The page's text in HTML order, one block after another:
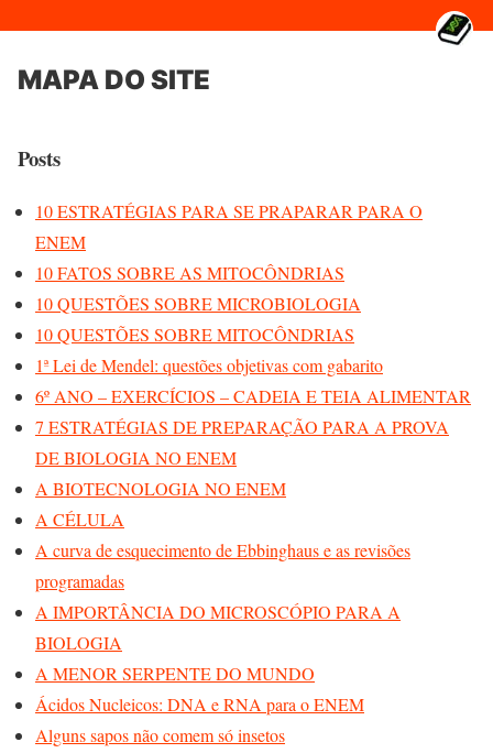
MAPA DO SITE
Posts
10 ESTRATÉGIAS PARA SE PRAPARAR PARA O
ENEM
10 FATOS SOBRE AS MITOCÔNDRIAS
10 QUESTÕES SOBRE MICROBIOLOGIA
10 QUESTÕES SOBRE MITOCÔNDRIAS
1ª Lei de Mendel: questões objetivas com gabarito
6º ANO – EXERCÍCIOS – CADEIA E TEIA ALIMENTAR
7 ESTRATÉGIAS DE PREPARAÇÃO PARA A PROVA
DE BIOLOGIA NO ENEM
A BIOTECNOLOGIA NO ENEM
A CÉLULA
A curva de esquecimento de Ebbinghaus e as revisões
programadas
A IMPORTÂNCIA DO MICROSCÓPIO PARA A
BIOLOGIA
A MENOR SERPENTE DO MUNDO
Ácidos Nucleicos: DNA e RNA para o ENEM
Alguns sapos não comem só insetos